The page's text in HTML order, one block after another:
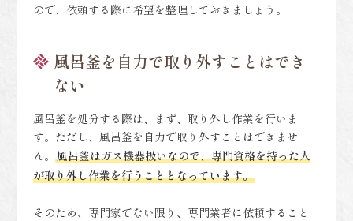
ので、依頼する際に希望を整理しておきましょう。
風呂釜を自力で取り外すことはでき
ない
風呂釜を処分する際は、まず、取り外し作業を行いま
す。ただし、風呂釜を自力で取り外すことはできませ
ん。風呂釜はガス機器扱いなので、専門資格を持った人
が取り外し作業を行うこととなっています。
そのため、専門家でない限り、専門業者に依頼すること